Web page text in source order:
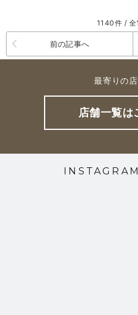
1140件 /
前の記事へ
最寄りの
店舗一覧は